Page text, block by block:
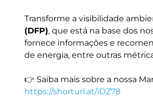
Transforme a visibilidade
(DFP), que está na base dos
fornece informações e
de energia, entre outras
👉 Saiba mais sobre a nossa
https://shorturl.at/iDZ78